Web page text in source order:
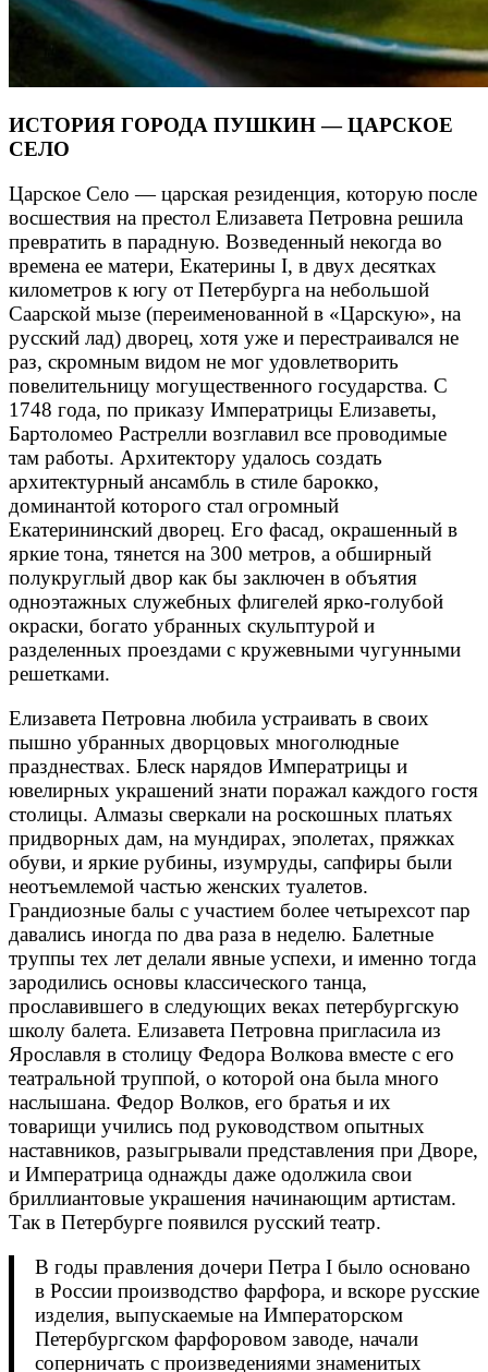
ИСТОРИЯ ГОРОДА ПУШКИН — ЦАРСКОЕ
СЕЛО
Царское Село — царская резиденция, которую после
восшествия на престол Елизавета Петровна решила
превратить в парадную. Возведенный некогда во
времена ее матери, Екатерины I, в двух десятках
километров к югу от Петербурга на небольшой
Саарской мызе (переименованной в «Царскую», на
русский лад) дворец, хотя уже и перестраивался не
раз, скромным видом не мог удовлетворить
повелительницу могущественного государства. С
1748 года, по приказу Императрицы Елизаветы,
Бартоломео Растрелли возглавил все проводимые
там работы. Архитектору удалось создать
архитектурный ансамбль в стиле барокко,
доминантой которого стал огромный
Екатерининский дворец. Его фасад, окрашенный в
яркие тона, тянется на 300 метров, а обширный
полукруглый двор как бы заключен в объятия
одноэтажных служебных флигелей ярко-голубой
окраски, богато убранных скульптурой и
разделенных проездами с кружевными чугунными
решетками.
Елизавета Петровна любила устраивать в своих
пышно убранных дворцовых многолюдные
празднествах. Блеск нарядов Императрицы и
ювелирных украшений знати поражал каждого гостя
столицы. Алмазы сверкали на роскошных платьях
придворных дам, на мундирах, эполетах, пряжках
обуви, и яркие рубины, изумруды, сапфиры были
неотъемлемой частью женских туалетов.
Грандиозные балы с участием более четырехсот пар
давались иногда по два раза в неделю. Балетные
труппы тех лет делали явные успехи, и именно тогда
зародились основы классического танца,
прославившего в следующих веках петербургскую
школу балета. Елизавета Петровна пригласила из
Ярославля в столицу Федора Волкова вместе с его
театральной труппой, о которой она была много
наслышана. Федор Волков, его братья и их
товарищи учились под руководством опытных
наставников, разыгрывали представления при Дворе,
и Императрица однажды даже одолжила свои
бриллиантовые украшения начинающим артистам.
Так в Петербурге появился русский театр.
В годы правления дочери Петра I было основано
в России производство фарфора, и вскоре русские
изделия, выпускаемые на Императорском
Петербургском фарфоровом заводе, начали
соперничать с произведениями знаменитых